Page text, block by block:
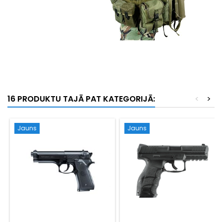
16 PRODUKTU TAJĀ PAT KATEGORIJĀ: >
<
Jauns Jauns